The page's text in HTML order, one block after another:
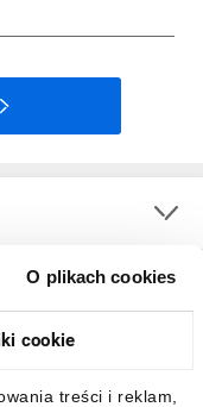
O plikach cookies
cookie
treści i reklam,